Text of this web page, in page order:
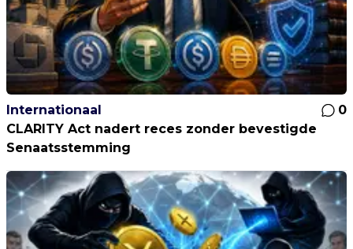
Internationaal
0
CLARITY Act nadert reces zonder bevestigde
Senaatsstemming